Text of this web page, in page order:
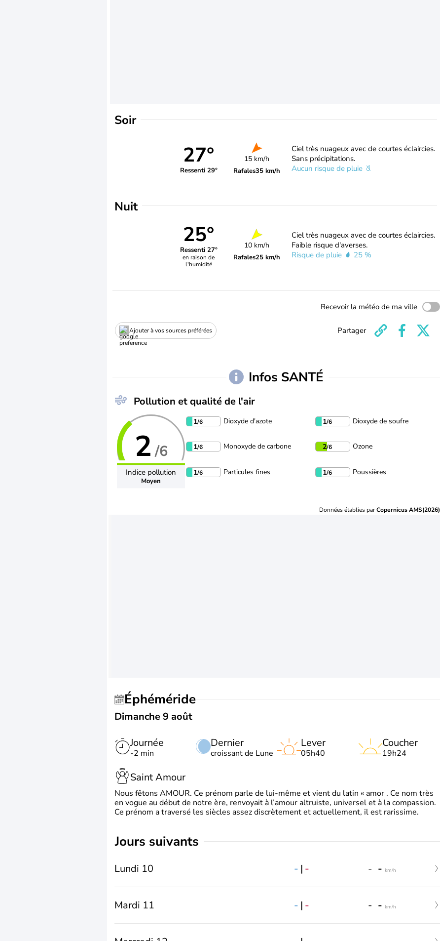
Soir
27°
Ressenti 29°
15 km/h
Rafales35 km/h
Ciel très nuageux avec de courtes éclaircies.
Sans précipitations.
Aucun risque de pluie
Nuit
25°
Ressenti 27°
en raison de
l'humidité
10 km/h
Rafales25 km/h
Ciel très nuageux avec de courtes éclaircies.
Faible risque d'averses.
Risque de pluie
25 %
Recevoir la météo de ma ville
Ajouter à vos sources préférées Partager
Infos SANTÉ
Pollution et qualité de l'air
2 /6
Indice pollution
Moyen
1/6 Dioxyde d'azote 1/6 Dioxyde de soufre
1/6 Monoxyde de carbone 2/6 Ozone
1/6 Particules fines 1/6 Poussières
Données établies parCopernicus AMS(2026)
Éphéméride
Dimanche 9 août
Journée
-2 min
Dernier
croissant de Lune
Lever
05h40
Coucher
19h24
Saint Amour
Nous fêtons AMOUR. Ce prénom parle de lui-même et vient du latin « amor . Ce nom très
en vogue au début de notre ère, renvoyait à l’amour altruiste, universel et à la compassion.
Ce prénom a traversé les siècles assez discrètement et actuellement, il est rarissime.
jours suivants
Lundi 10 - | - - - km/h
Mardi 11 - | - - - km/h